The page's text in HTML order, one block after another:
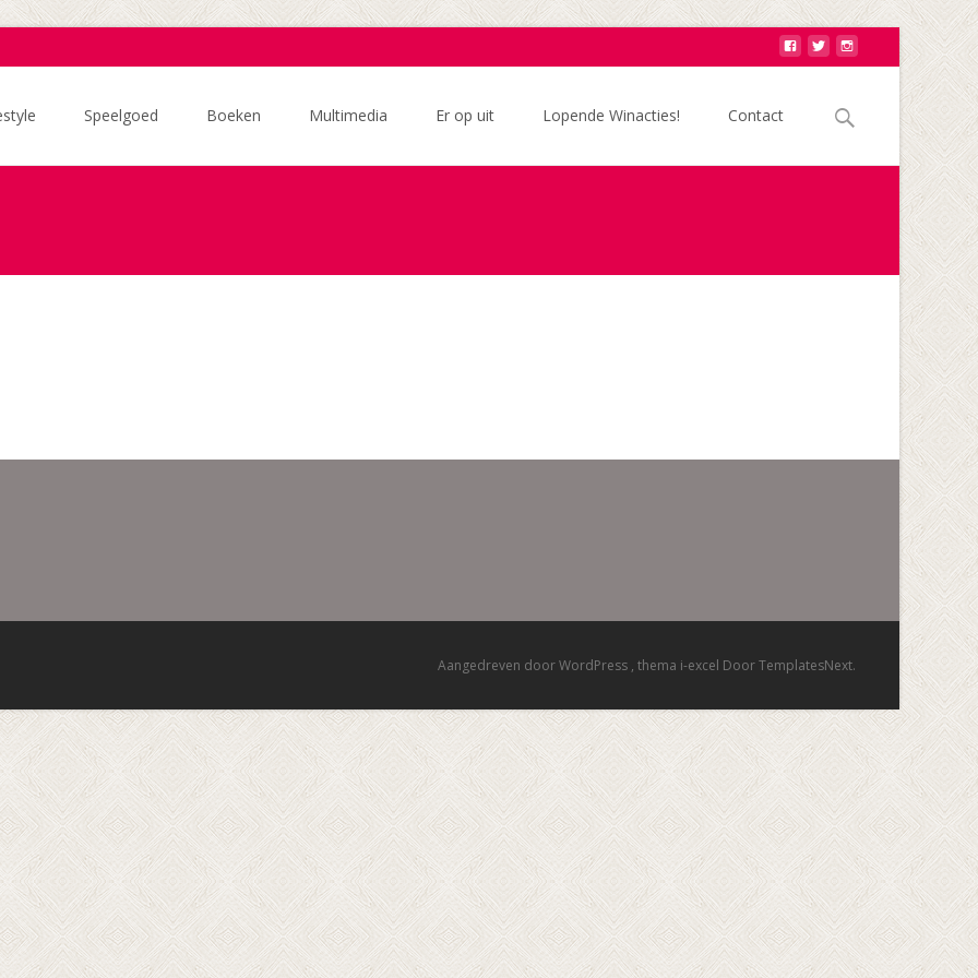
Speelgoed Boeken Multimedia Er op uit Lopende Winacties! Contact
Zoek
naar:
Aangedreven door WordPress , thema i-excel Door TemplatesNext.